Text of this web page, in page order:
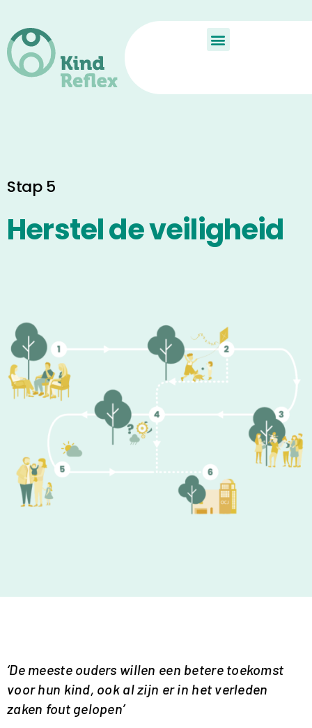
Stap 5
Herstel de veiligheid
‘De meeste ouders willen een betere toekomst
voor hun kind, ook al zijn er in het verleden
zaken fout gelopen’